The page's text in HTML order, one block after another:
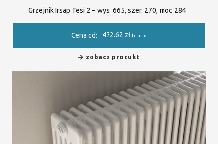
Grzejnik Irsap Tesi 2 – wys. 665, szer. 270, moc 284
Cena od: 472.62 zł brutto
zobacz produkt